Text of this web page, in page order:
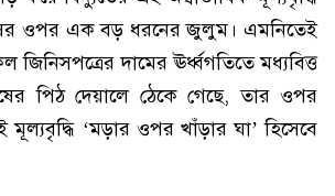
ওপর এক বড় ধরনের জুলুম। এমনিতেই
জিনিসপত্রের দামের ঊর্ধ্বগতিতে মধ্যবিত্ত
পিঠ দেয়ালে ঠেকে গেছে, তার ওপর
‘মড়ার ওপর খাঁড়ার ঘা’ হিসেবে